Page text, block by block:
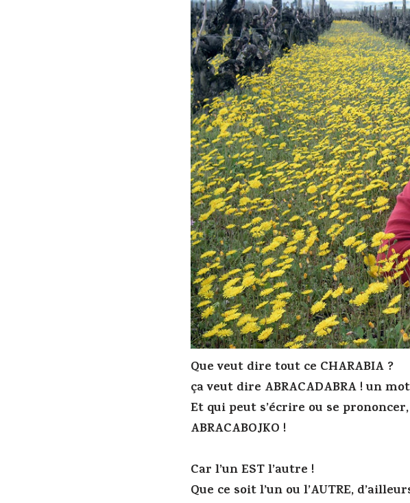
Que veut dire tout ce CHARABIA ?
ça veut dire ABRACADABRA ! un
Et qui peut s’écrire ou se
ABRACABOJKO !
Car l’un EST l’autre !
Que ce soit l’un ou l’AUTRE,